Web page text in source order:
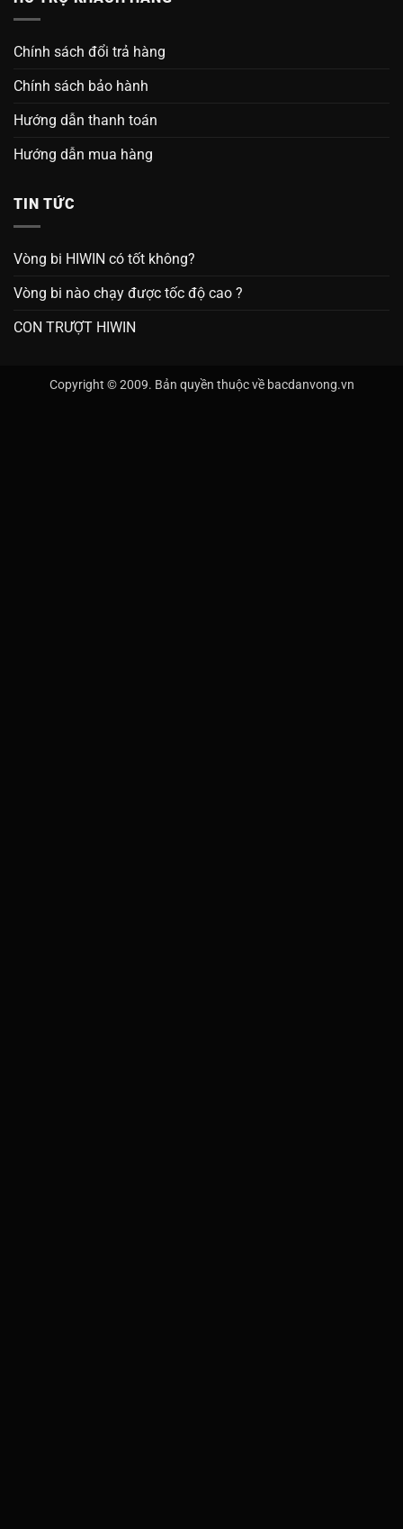
Chính sách đổi trả hàng
Chính sách bảo hành
Hướng dẫn thanh toán
Hướng dẫn mua hàng
TIN TỨC
Vòng bi HIWIN có tốt không?
Vòng bi nào chạy được tốc độ cao ?
CON TRƯỢT HIWIN
Copyright © 2009. Bản quyền thuộc về bacdanvong.vn